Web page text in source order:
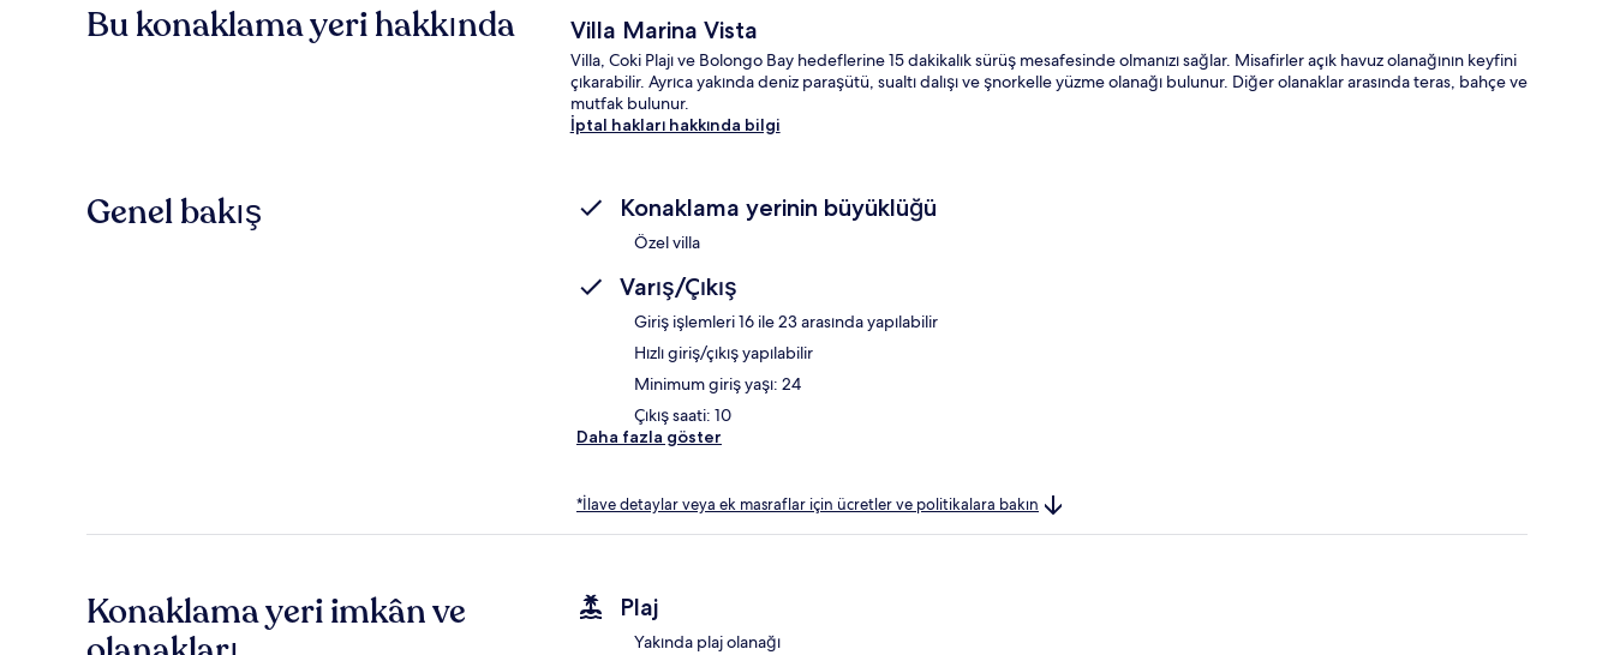
Bu konaklama yeri hakkında Villa Marina Vista
Villa, Coki Plajı ve Bolongo Bay hedeflerine 15 dakikalık sürüş mesafesinde olmanızı sağlar. Misafirler açık havuz olanağının keyfini
çıkarabilir. Ayrıca yakında deniz paraşütü, sualtı dalışı ve şnorkelle yüzme olanağı bulunur. Diğer olanaklar arasında teras, bahçe ve
mutfak bulunur.
İptal hakları hakkında bilgi
Genel bakış Konaklama yerinin büyüklüğü
Özel villa
Varış/Çıkış
Giriş işlemleri 16 ile 23 arasında yapılabilir
Hızlı giriş/çıkış yapılabilir
Minimum giriş yaşı: 24
Çıkış saati: 10
Daha fazla göster
*İlave detaylar veya ek masraflar için ücretler ve politikalara bakın
Konaklama yeri imkân ve
Plaj
Yakında plaj olanağı